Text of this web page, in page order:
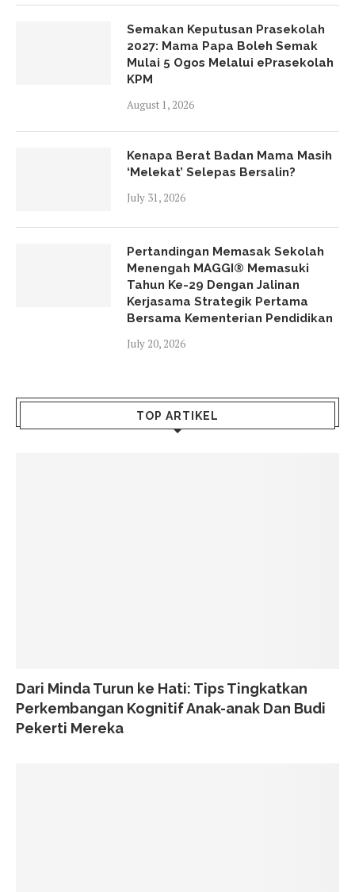
Semakan Keputusan Prasekolah
2027: Mama Papa Boleh Semak
Mulai 5 Ogos Melalui ePrasekolah
KPM
August 1, 2026
Kenapa Berat Badan Mama Masih
‘Melekat’ Selepas Bersalin?
July 31, 2026
Pertandingan Memasak Sekolah
Menengah MAGGI® Memasuki
Tahun Ke-29 Dengan Jalinan
Kerjasama Strategik Pertama
Bersama Kementerian Pendidikan
July 20, 2026
TOP ARTIKEL
Dari Minda Turun ke Hati: Tips Tingkatkan
Perkembangan Kognitif Anak-anak Dan Budi
Pekerti Mereka